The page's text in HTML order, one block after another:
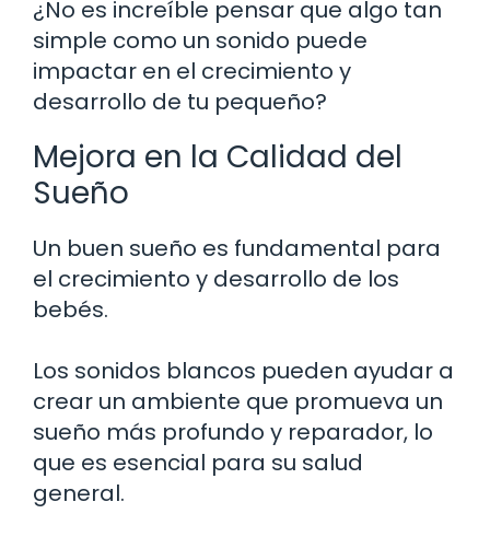
¿No es increíble pensar que algo tan
simple como un sonido puede
impactar en el crecimiento y
desarrollo de tu pequeño?
Mejora en la Calidad del
Sueño
Un buen sueño es fundamental para
el crecimiento y desarrollo de los
bebés.
Los sonidos blancos pueden ayudar a
crear un ambiente que promueva un
sueño más profundo y reparador, lo
que es esencial para su salud
general.